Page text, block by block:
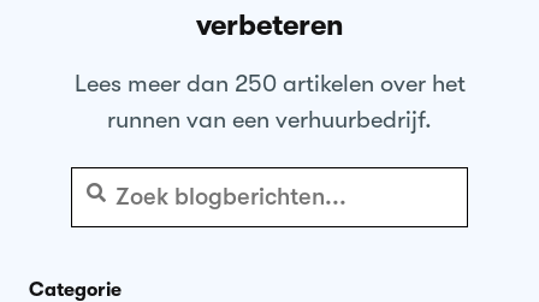
verbeteren
Lees meer dan 250 artikelen over het
runnen van een verhuurbedrijf.
Categorie